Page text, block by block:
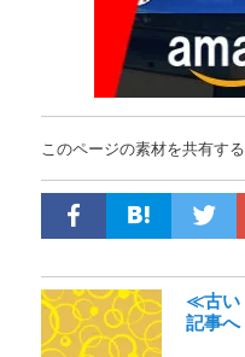
このページの素材を共有する
≪古い
記事へ